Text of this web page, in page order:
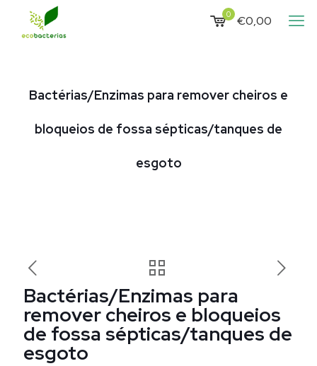
0 €0,00
Bactérias/Enzimas para remover cheiros e
bloqueios de fossa sépticas/tanques de
esgoto
Bactérias/Enzimas para
remover cheiros e bloqueios
de fossa sépticas/tanques de
esgoto